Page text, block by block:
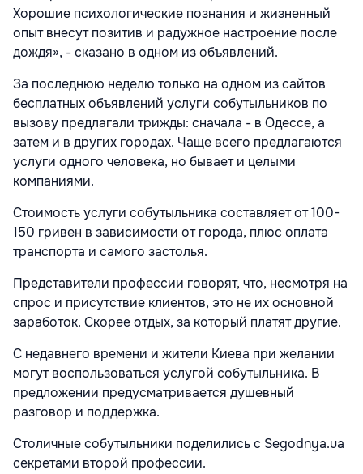
Хорошие психологические познания и жизненный
опыт внесут позитив и радужное настроение после
дождя», - сказано в одном из объявлений.
За последнюю неделю только на одном из сайтов
бесплатных объявлений услуги собутыльников по
вызову предлагали трижды: сначала - в Одессе, а
затем и в других городах. Чаще всего предлагаются
услуги одного человека, но бывает и целыми
компаниями.
Стоимость услуги собутыльника составляет от 100-
150 гривен в зависимости от города, плюс оплата
транспорта и самого застолья.
Представители профессии говорят, что, несмотря на
спрос и присутствие клиентов, это не их основной
заработок. Скорее отдых, за который платят другие.
С недавнего времени и жители Киева при желании
могут воспользоваться услугой собутыльника. В
предложении предусматривается душевный
разговор и поддержка.
Столичные собутыльники поделились с Segodnya.ua
секретами второй профессии.